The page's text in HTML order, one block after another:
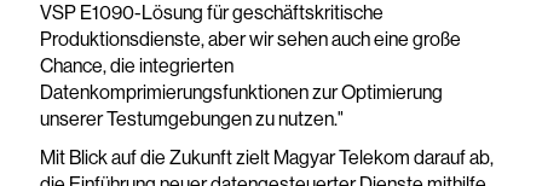
VSP E1090-Lösung für geschäftskritische
Produktionsdienste, aber wir sehen auch eine große
Chance, die integrierten
Datenkomprimierungsfunktionen zur Optimierung
unserer Testumgebungen zu nutzen."
Mit Blick auf die Zukunft zielt Magyar Telekom darauf ab,